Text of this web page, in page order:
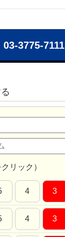
03-3775-7111
リック）
4 3
4 3